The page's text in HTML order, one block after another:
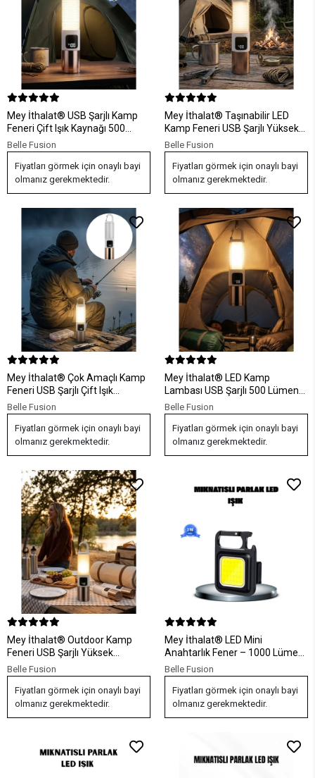
Mey İthalat® USB Şarjlı Kamp
Feneri Çift Işık Kaynağı 500
Lümen Güç Ekranlı Taşınabilir
LED Aydınlatma
Belle Fusion
Fiyatları görmek için onaylı bayi
olmanız gerekmektedir.
Mey İthalat® Taşınabilir LED
Kamp Feneri USB Şarjlı Yüksek
Parlaklık 500 Lümen Güç
Göstergeli
Belle Fusion
Fiyatları görmek için onaylı bayi
olmanız gerekmektedir.
Mey İthalat® Çok Amaçlı Kamp
Feneri USB Şarjlı Çift Işık
Kaynaklı Güç Ekranlı LED
Aydınlatma
Belle Fusion
Fiyatları görmek için onaylı bayi
olmanız gerekmektedir.
Mey İthalat® LED Kamp
Lambası USB Şarjlı 500 Lümen
Parlaklık Güç Göstergeli
Taşınabilir Fener
Belle Fusion
Fiyatları görmek için onaylı bayi
olmanız gerekmektedir.
Mey İthalat® Outdoor Kamp
Feneri USB Şarjlı Yüksek
Parlaklık Güç Ekranlı LED
Aydınlatma
Belle Fusion
Fiyatları görmek için onaylı bayi
olmanız gerekmektedir.
Mey İthalat® LED Mini
Anahtarlık Fener – 1000 Lümen
Güçlü Işık ve USB Type-C Şarjlı
Belle Fusion
Fiyatları görmek için onaylı bayi
olmanız gerekmektedir.